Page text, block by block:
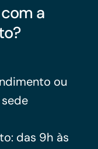
a
ou
das 9h às